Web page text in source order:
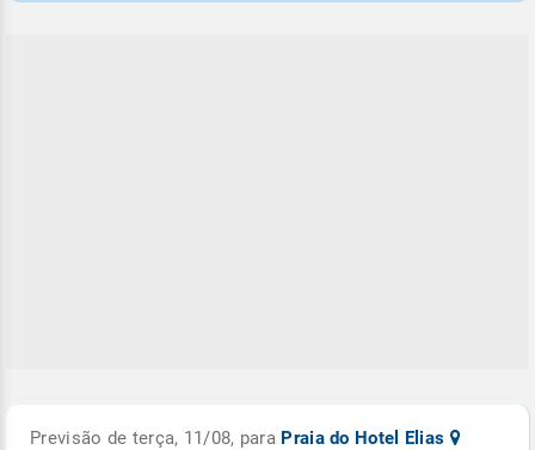
Previsão de terça, 11/08, para Praia do Hotel Elias